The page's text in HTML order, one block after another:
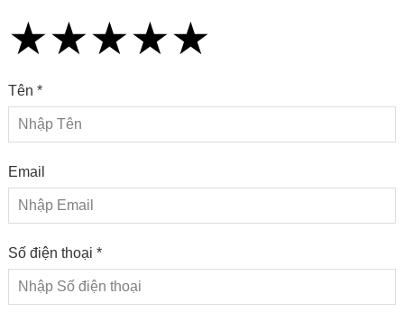
★
★★
★★★
★★★★
★★★★★
Tên *
Email
Số điện thoại *